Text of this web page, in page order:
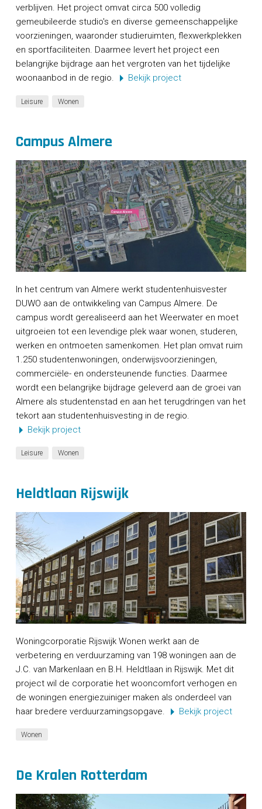
verblijven. Het project omvat circa 500 volledig
gemeubileerde studio's en diverse gemeenschappelijke
voorzieningen, waaronder studieruimten, flexwerkplekken
en sportfaciliteiten. Daarmee levert het project een
belangrijke bijdrage aan het vergroten van het tijdelijke
woonaanbod in de regio.
Bekijk project
Leisure Wonen
Campus Almere
In het centrum van Almere werkt studentenhuisvester
DUWO aan de ontwikkeling van Campus Almere. De
campus wordt gerealiseerd aan het Weerwater en moet
uitgroeien tot een levendige plek waar wonen, studeren,
werken en ontmoeten samenkomen. Het plan omvat ruim
1.250 studentenwoningen, onderwijsvoorzieningen,
commerciële- en ondersteunende functies. Daarmee
wordt een belangrijke bijdrage geleverd aan de groei van
Almere als studentenstad en aan het terugdringen van het
tekort aan studentenhuisvesting in de regio.
Bekijk project
Leisure Wonen
Heldtlaan Rijswijk
Woningcorporatie Rijswijk Wonen werkt aan de
verbetering en verduurzaming van 198 woningen aan de
J.C. van Markenlaan en B.H. Heldtlaan in Rijswijk. Met dit
project wil de corporatie het wooncomfort verhogen en
de woningen energiezuiniger maken als onderdeel van
haar bredere verduurzamingsopgave.
Bekijk project
Wonen
De Kralen Rotterdam